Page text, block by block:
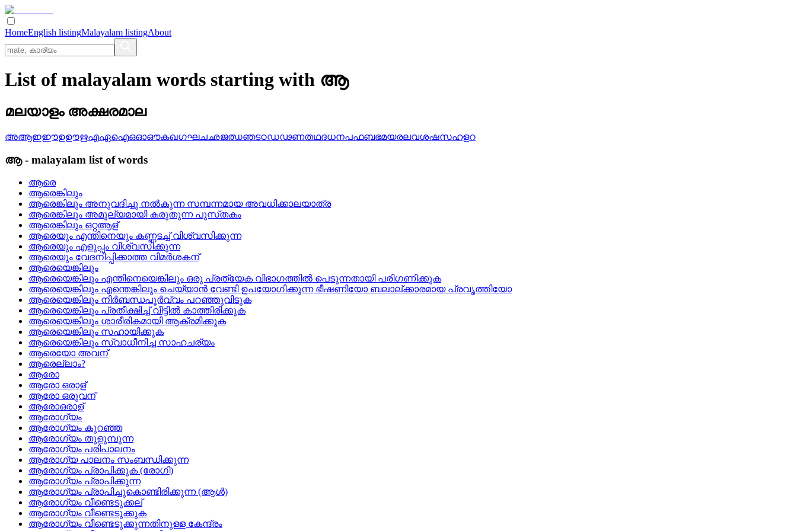
HomeEnglish listingMalayalam listingAbout
List of malayalam words starting with ആ
മലയാളം അക്ഷരമാല
അആഇഈഉഊഋഎഏഐഒഓഔകഖഗഘചഛജഝഞടഠഡഢണതഥദധനപഫബഭമയരലവശഷസഹളറ
ആ- malayalam list of words
ആരെ
ആരെങ്കിലും
ആരെങ്കിലും അനുവദിച്ചു നല്‍കുന്ന സമ്പന്നമായ അവധിക്കാലയാത്ര
ആരെങ്കിലും അമൂല്യമായി കരുതുന്ന പുസ്‌തകം
ആരെങ്കിലും ഒറ്റആള്
ആരെയും എന്തിനെയും കണ്ണടച്ച് വിശ്വസിക്കുന്ന
ആരെയും എളുപ്പം വിശ്വസിക്കുന്ന
ആരെയും വേദനിപ്പിക്കാത്ത വിമര്‍ശകന്
ആരെയെങ്കിലും
ആരെയെങ്കിലും എന്തിനെയെങ്കിലും ഒരു പ്രത്യേക വിഭാഗത്തില്‍ പെടുന്നതായി പരിഗണിക്കുക
ആരെയെങ്കിലും എന്തെങ്കിലും ചെയ്യാന്‍ വേണ്ടി ഉപയോഗിക്കുന്ന ഭീഷണിയോ ബലാല്‌ക്കാരമായ പ്രവൃത്തിയോ
ആരെയെങ്കിലും നിര്‍ബന്ധപൂര്‍വ്വം പറഞ്ഞുവിടുക
ആരെയെങ്കിലും പ്രതീക്ഷിച്ച്‌ വീട്ടില്‍ കാത്തിരിക്കുക
ആരെയെങ്കിലും ശാരീരികമായി ആക്രമിക്കുക
ആരെയെങ്കിലും സഹായിക്കുക
ആരെയെങ്കിലും സ്വാധീനിച്ച സാഹചര്യം
ആരെയോ അവന്
ആരെല്ലാം?
ആരോ
ആരോ ഒരാള്
ആരോ ഒരുവന്
ആരോഒരാള്
ആരോഗ്യം
ആരോഗ്യം കുറഞ്ഞ
ആരോഗ്യം തുളുമ്പുന്ന
ആരോഗ്യം പരിപാലനം
ആരോഗ്യ പാലനം സംബന്ധിക്കുന്ന
ആരോഗ്യം പ്രാപിക്കുക (രോഗി)
ആരോഗ്യം പ്രാപിക്കുന്ന
ആരോഗ്യം പ്രാപിച്ചുകൊണ്ടിരിക്കുന്ന (ആള്‍)
ആരോഗ്യം വീണ്ടെടുക്കല്
ആരോഗ്യം വീണ്ടെടുക്കുക
ആരോഗ്യം വീണ്ടെടുക്കുന്നതിനുള്ള കേന്ദ്രം